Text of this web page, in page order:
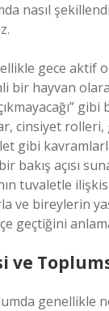
nasıl
gece aktif
bir hayvan
cinsiyet rolleri,
gibi
bakış açısı
tuvaletle
ve bireylerin
geçtiğini
ve
genellikle